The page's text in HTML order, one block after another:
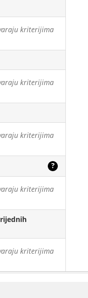
kriterijima
kriterijima
kriterijima
?
kriterijima
kriterijima